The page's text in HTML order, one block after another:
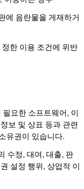
에 음란물을 게재하거
한 이용 조건에 위반
요한 소프트웨어, 이
보 및 상표 등과 관련
유권이 있습니다.
수정, 대여, 대출, 판
설정 행위, 상업적 이